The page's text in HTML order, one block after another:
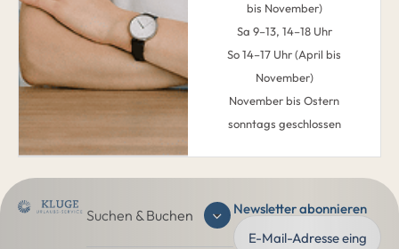
bis November)
Sa 9–13, 14–18 Uhr
So 14–17 Uhr (April bis
November)
November bis Ostern
sonntags geschlossen
Suchen & Buchen Newsletter abonnieren